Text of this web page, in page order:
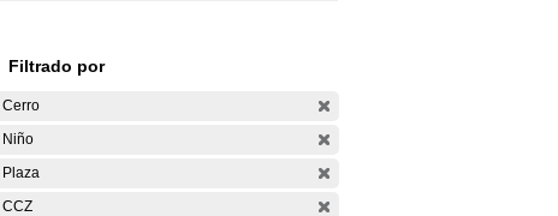
Filtrado por
Cerro
Niño
Plaza
CCZ